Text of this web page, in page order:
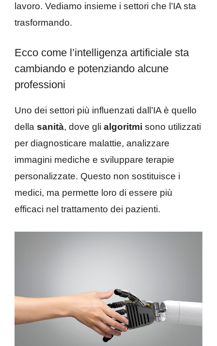
lavoro. Vediamo insieme i settori che l’IA sta
trasformando.
Ecco come l’intelligenza artificiale sta
cambiando e potenziando alcune
professioni
Uno dei settori più influenzati dall’IA è quello
della sanità, dove gli algoritmi sono utilizzati
per diagnosticare malattie, analizzare
immagini mediche e sviluppare terapie
personalizzate. Questo non sostituisce i
medici, ma permette loro di essere più
efficaci nel trattamento dei pazienti.